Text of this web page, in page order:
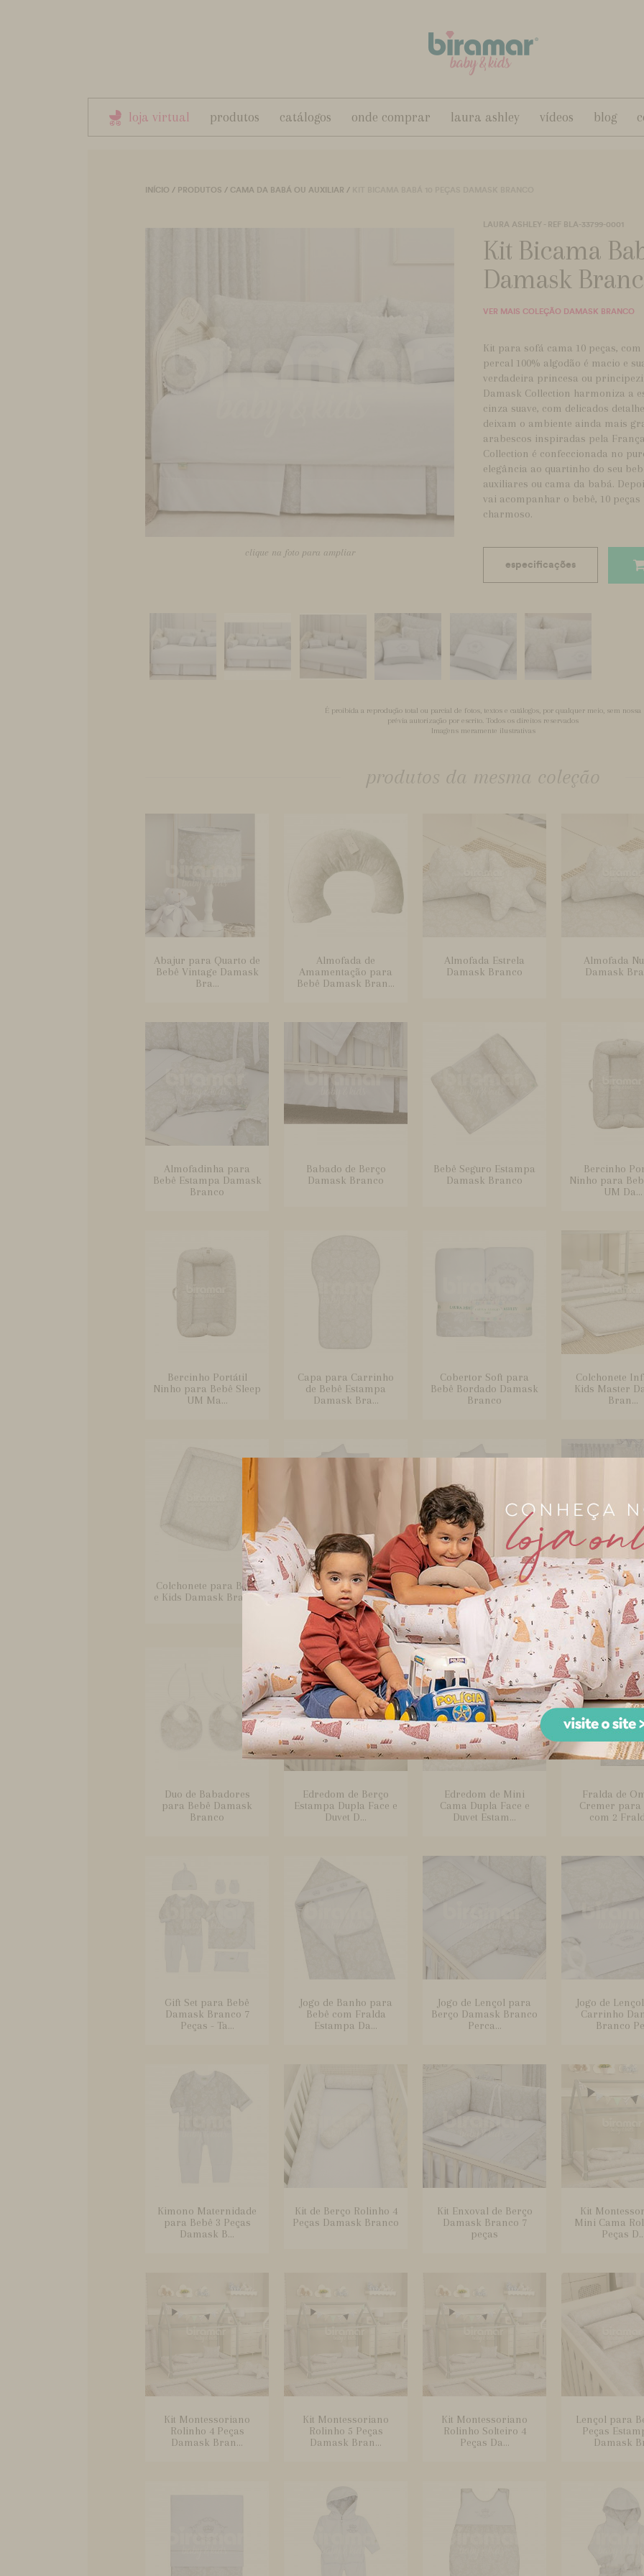
loja virtual produtos catálogos onde comprar laura ashley vídeos blog
INÍCIO / PRODUTOS / CAMA DA BABÁ OU AUXILIAR /
clique na foto para ampliar
LAURA ASHLEY - REF BLA-33799-0001
Kit Bicama
Damask
VER MAIS COLEÇÃO DAMASK BRANCO
Kit para sofá cama 10 peças,
percal 100% algodão é macio e
verdadeira princesa ou
Damask Collection harmoniza a
cinza suave, com delicados
deixam o ambiente ainda mais
arabescos inspiradas pela
Collection é confeccionada no
elegância ao quartinho do seu
auxiliares ou cama da babá.
vai acompanhar o bebê, 10
charmoso.
especificações
É proibida a reprodução total ou parcial de fotos, textos e catálogos, por qualquer meio, sem nossa
prévia autorização por escrito. Todos os direitos reservados
Imagens meramente ilustrativas
produtos da mesma coleção
Abajur para Quarto de
Bebê Vintage Damask
Bra...
Almofada de
Amamentação para
Bebê Damask Bran...
Almofada Estrela
Damask Branco
Almofada
Damask
Almofadinha para
Bebê Estampa Damask
Branco
Babado de Berço
Damask Branco
Bebê Seguro Estampa
Damask Branco
Bercinho
Ninho para
UM Da...
Bercinho Portátil
Ninho para Bebê Sleep
UM Ma...
Capa para Carrinho
de Bebê Estampa
Damask Bra...
Cobertor Soft para
Bebê Bordado Damask
Branco
Colchonete
Kids Master
Bran...
Colchonete para Bebê
e Kids Damask Branco
Colchonete para
Carrinho de Bebê com
Fronha M...
Colchonete para
Carrinho de Bebê com
Fronha M...
Cortina para
de Bebê
Damask
Duo de Babadores
para Bebê Damask
Branco
Edredom de Berço
Estampa Dupla Face e
Duvet D...
Edredom de Mini
Cama Dupla Face e
Duvet Estam...
Fralda de
Cremer para
com 2
Gift Set para Bebê
Damask Branco 7
Peças - Ta...
Jogo de Banho para
Bebê com Fralda
Estampa Da...
Jogo de Lençol para
Berço Damask Branco
Perca...
Jogo de
Carrinho
Branco
Kimono Maternidade
para Bebê 3 Peças
Damask B...
Kit de Berço Rolinho 4
Peças Damask Branco
Kit Enxoval de Berço
Damask Branco 7
peças
Kit
Mini Cama
Peças
Kit Montessoriano
Rolinho 4 Peças
Damask Bran...
Kit Montessoriano
Rolinho 5 Peças
Damask Bran...
Kit Montessoriano
Rolinho Solteiro 4
Peças Da...
Lençol para
Peças
Damask